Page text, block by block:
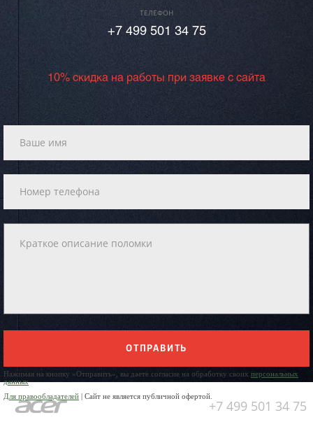
ТЕЛЕФОН
+7 499 501 34 75
10% скидка на работы при заявке с сайта
ОТПРАВИТЬ
Нажимая на кнопку «Отправить», вы даете согласие на обработку своих персональных
данных
Для правообладателей | Сайт не является публичной офертой.
+7 499 501 34 75